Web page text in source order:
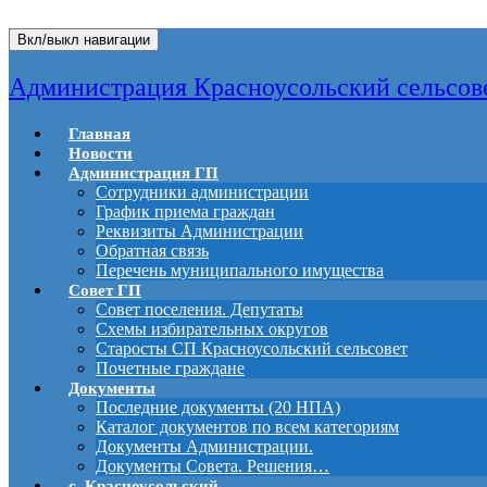
Вкл/выкл навигации
Администрация Красноусольский
Главная
Новости
Администрация ГП
Сотрудники администрации
График приема граждан
Реквизиты Администрации
Обратная связь
Перечень муниципального имущества
Совет ГП
Совет поселения. Депутаты
Схемы избирательных округов
Старосты СП Красноусольский сельсовет
Почетные граждане
Документы
Последние документы (20 НПА)
Каталог документов по всем категориям
Документы Администрации.
Документы Совета. Решения…